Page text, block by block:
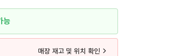
능
매장 재고 및 위치 확인